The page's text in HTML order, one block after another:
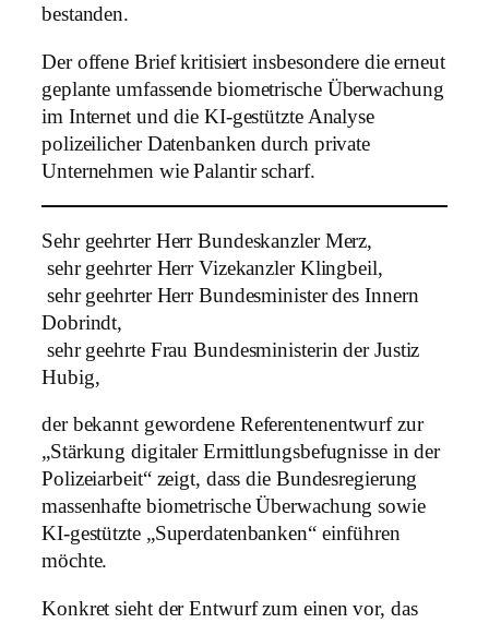
bestanden.
Der offene Brief kritisiert insbesondere die erneut
geplante umfassende biometrische Überwachung
im Internet und die KI-gestützte Analyse
polizeilicher Datenbanken durch private
Unternehmen wie Palantir scharf.
Sehr geehrter Herr Bundeskanzler Merz,
sehr geehrter Herr Vizekanzler Klingbeil,
sehr geehrter Herr Bundesminister des Innern
Dobrindt,
sehr geehrte Frau Bundesministerin der Justiz
Hubig,
der bekannt gewordene Referentenentwurf zur
„Stärkung digitaler Ermittlungsbefugnisse in der
Polizeiarbeit“ zeigt, dass die Bundesregierung
massenhafte biometrische Überwachung sowie
KI-gestützte „Superdatenbanken“ einführen
möchte.
Konkret sieht der Entwurf zum einen vor, das